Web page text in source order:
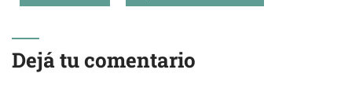
Dejá tu comentario